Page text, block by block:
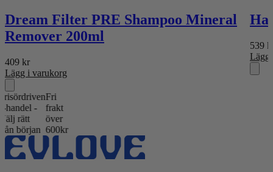
Dream Filter PRE Shampoo Mineral
Remover 200ml
409 kr
Lägg i varukorg
539
Lägg
-
Fri
frakt
över
600kr